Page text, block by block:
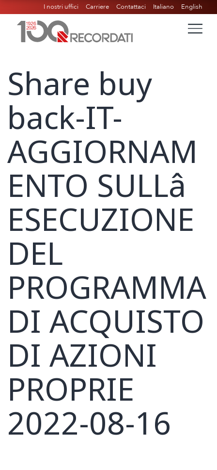
I nostri uffici Carriere Contattaci Italiano English
Share buy
back-IT-
AGGIORNAM
ENTO SULLâ
ESECUZIONE
DEL
PROGRAMMA
DI ACQUISTO
DI AZIONI
PROPRIE
2022-08-16